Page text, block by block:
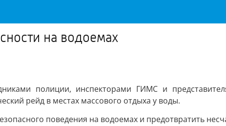
на водоемах
полиции, инспекторами ГИМС и
рейд в местах массового отдыха у воды.
поведения на водоемах и предотвратить